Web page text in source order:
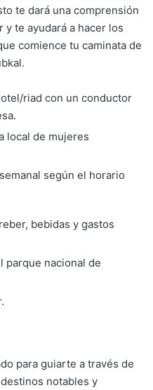
te dará una comprensión
te ayudará a hacer los
comience tu caminata de
riad con un conductor
local de mujeres
según el horario
bebidas y gastos
parque nacional de
para guiarte a través de
notables y